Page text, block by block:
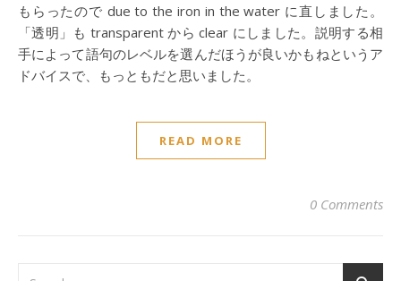
もらったので due to the iron in the water に直しました。
「透明」も transparent から clear にしました。説明する相
手によって語句のレベルを選んだほうが良いかもねというア
ドバイスで、もっともだと思いました。
READ MORE
0 Comments